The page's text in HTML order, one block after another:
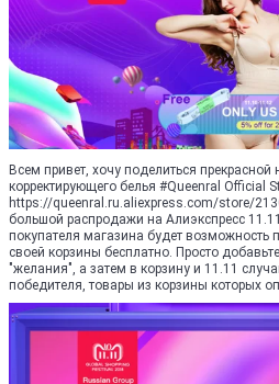
Всем привет, хочу поделиться
корректирующего белья #Queenral Official
https://queenral.ru.aliexpress.com/store/
большой распродажи на Алиэкспресс
покупателя магазина будет возможность
своей корзины бесплатно. Просто
"желания", а затем в корзину и 11.11
победителя, товары из корзины которых